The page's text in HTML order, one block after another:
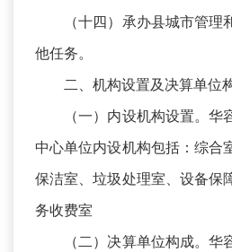
（十四）承办县城市管理
他任务。
二、机构设置及决算单位
（一）内设机构设置。华
中心单位内设机构包括：综合
保洁室、垃圾处理室、设备保
务收费室
（二）决算单位构成。华